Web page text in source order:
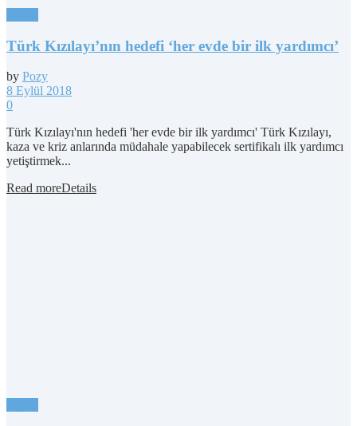
Türk Kızılayı’nın hedefi ‘her evde bir ilk yardımcı’
by Pozy
8 Eylül 2018
0
Türk Kızılayı'nın hedefi 'her evde bir ilk yardımcı' Türk Kızılayı,
kaza ve kriz anlarında müdahale yapabilecek sertifikalı ilk yardımcı
yetiştirmek...
Read moreDetails